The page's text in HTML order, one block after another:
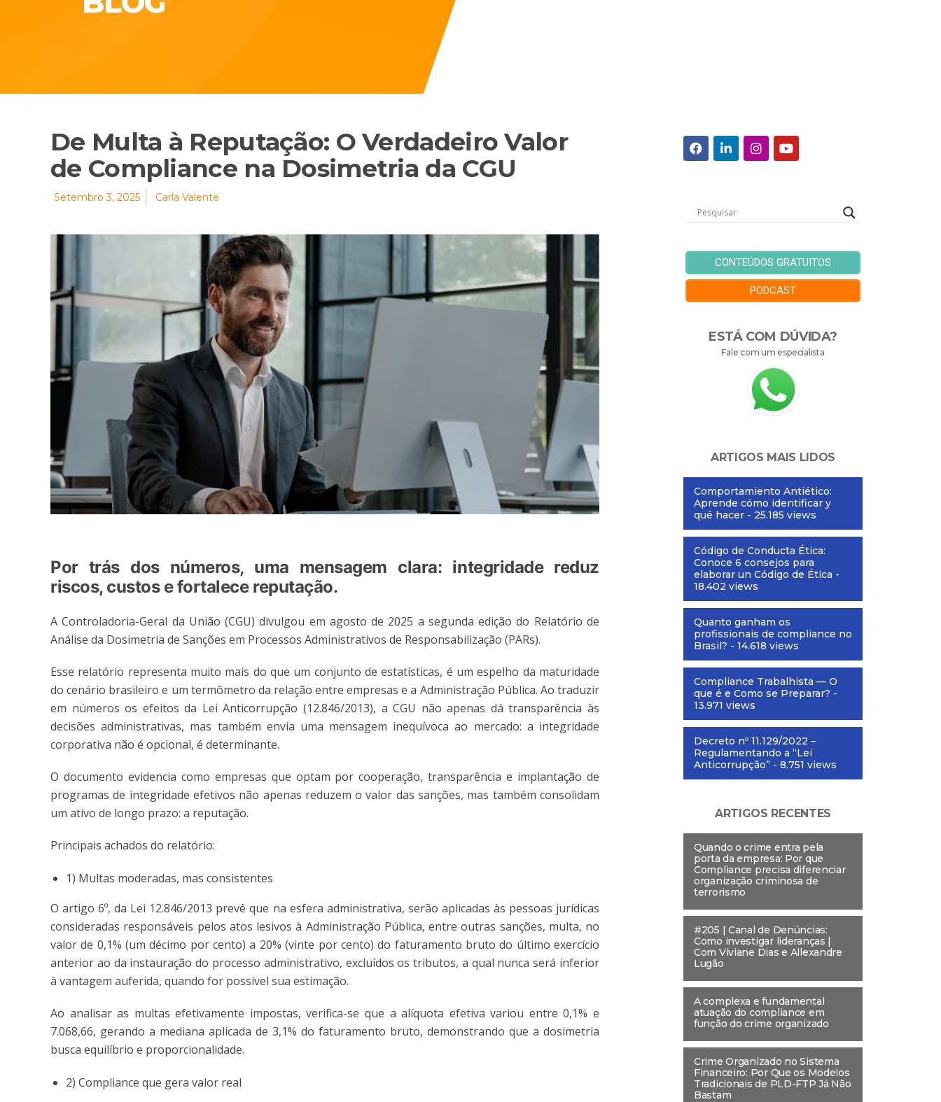
De Multa à Reputação: O Verdadeiro Valor
de Compliance na Dosimetria da CGU
Setembro 3, 2025 Carla Valente
Por trás dos números, uma mensagem clara: integridade reduz
riscos, custos e fortalece reputação.
A Controladoria-Geral da União (CGU) divulgou em agosto de 2025 a segunda edição do Relatório de
Análise da Dosimetria de Sanções em Processos Administrativos de Responsabilização (PARs).
Esse relatório representa muito mais do que um conjunto de estatísticas, é um espelho da maturidade
do cenário brasileiro e um termômetro da relação entre empresas e a Administração Pública. Ao traduzir
em números os efeitos da Lei Anticorrupção (12.846/2013), a CGU não apenas dá transparência às
decisões administrativas, mas também envia uma mensagem inequívoca ao mercado: a integridade
corporativa não é opcional, é determinante.
O documento evidencia como empresas que optam por cooperação, transparência e implantação de
programas de integridade efetivos não apenas reduzem o valor das sanções, mas também consolidam
um ativo de longo prazo: a reputação.
Principais achados do relatório:
1) Multas moderadas, mas consistentes
O artigo 6º, da Lei 12.846/2013 prevê que na esfera administrativa, serão aplicadas às pessoas jurídicas
consideradas responsáveis pelos atos lesivos à Administração Pública, entre outras sanções, multa, no
valor de 0,1% (um décimo por cento) a 20% (vinte por cento) do faturamento bruto do último exercício
anterior ao da instauração do processo administrativo, excluídos os tributos, a qual nunca será inferior
à vantagem auferida, quando for possível sua estimação.
Ao analisar as multas efetivamente impostas, verifica-se que a alíquota efetiva variou entre 0,1% e
7.068,66, gerando a mediana aplicada de 3,1% do faturamento bruto, demonstrando que a dosimetria
busca equilíbrio e proporcionalidade.
2) Compliance que gera valor real
CONTEÚDOS GRATUITOS
PODCAST
ESTÁ COM DÚVIDA?
Fale com um especialista
ARTIGOS MAIS LIDOS
Comportamiento Antiético:
Aprende cómo identificar y
qué hacer - 25.185 views
Código de Conducta Ética:
Conoce 6 consejos para
elaborar un Código de Ética -
18.402 views
Quanto ganham os
profissionais de compliance no
Brasil? - 14.618 views
Compliance Trabalhista — O
que é e Como se Preparar? -
13.971 views
Decreto nº 11.129/2022 –
Regulamentando a “Lei
Anticorrupção” - 8.751 views
ARTIGOS RECENTES
Quando o crime entra pela
porta da empresa: Por que
Compliance precisa diferenciar
organização criminosa de
terrorismo
#205 | Canal de Denúncias:
Como investigar lideranças |
Com Viviane Dias e Allexandre
Lugão
A complexa e fundamental
atuação do compliance em
função do crime organizado
Crime Organizado no Sistema
Financeiro: Por Que os Modelos
Tradicionais de PLD-FTP Já Não
Bastam